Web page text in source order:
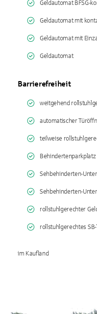
Geldautomat BFSG-
Geldautomat mit
Geldautomat mit
Geldautomat
Barrierefreiheit
weitgehend
automatischer
teilweise
Behindertenparkplatz
Sehbehinderten-
Sehbehinderten-
rollstuhlgerechter
rollstuhlgerechtes SB-
im Kaufland